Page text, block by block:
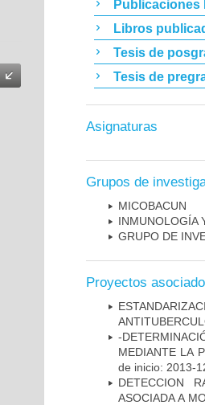
Publicaciones
Libros
Tesis de
Tesis de
Asignaturas
Grupos de
MICOBAC­UN
INMUNOLOGÍA
GRUPO DE
Proyectos
-
MEDIANTE LA
de inicio: 2013-
DETECCION
ASOCIADA A